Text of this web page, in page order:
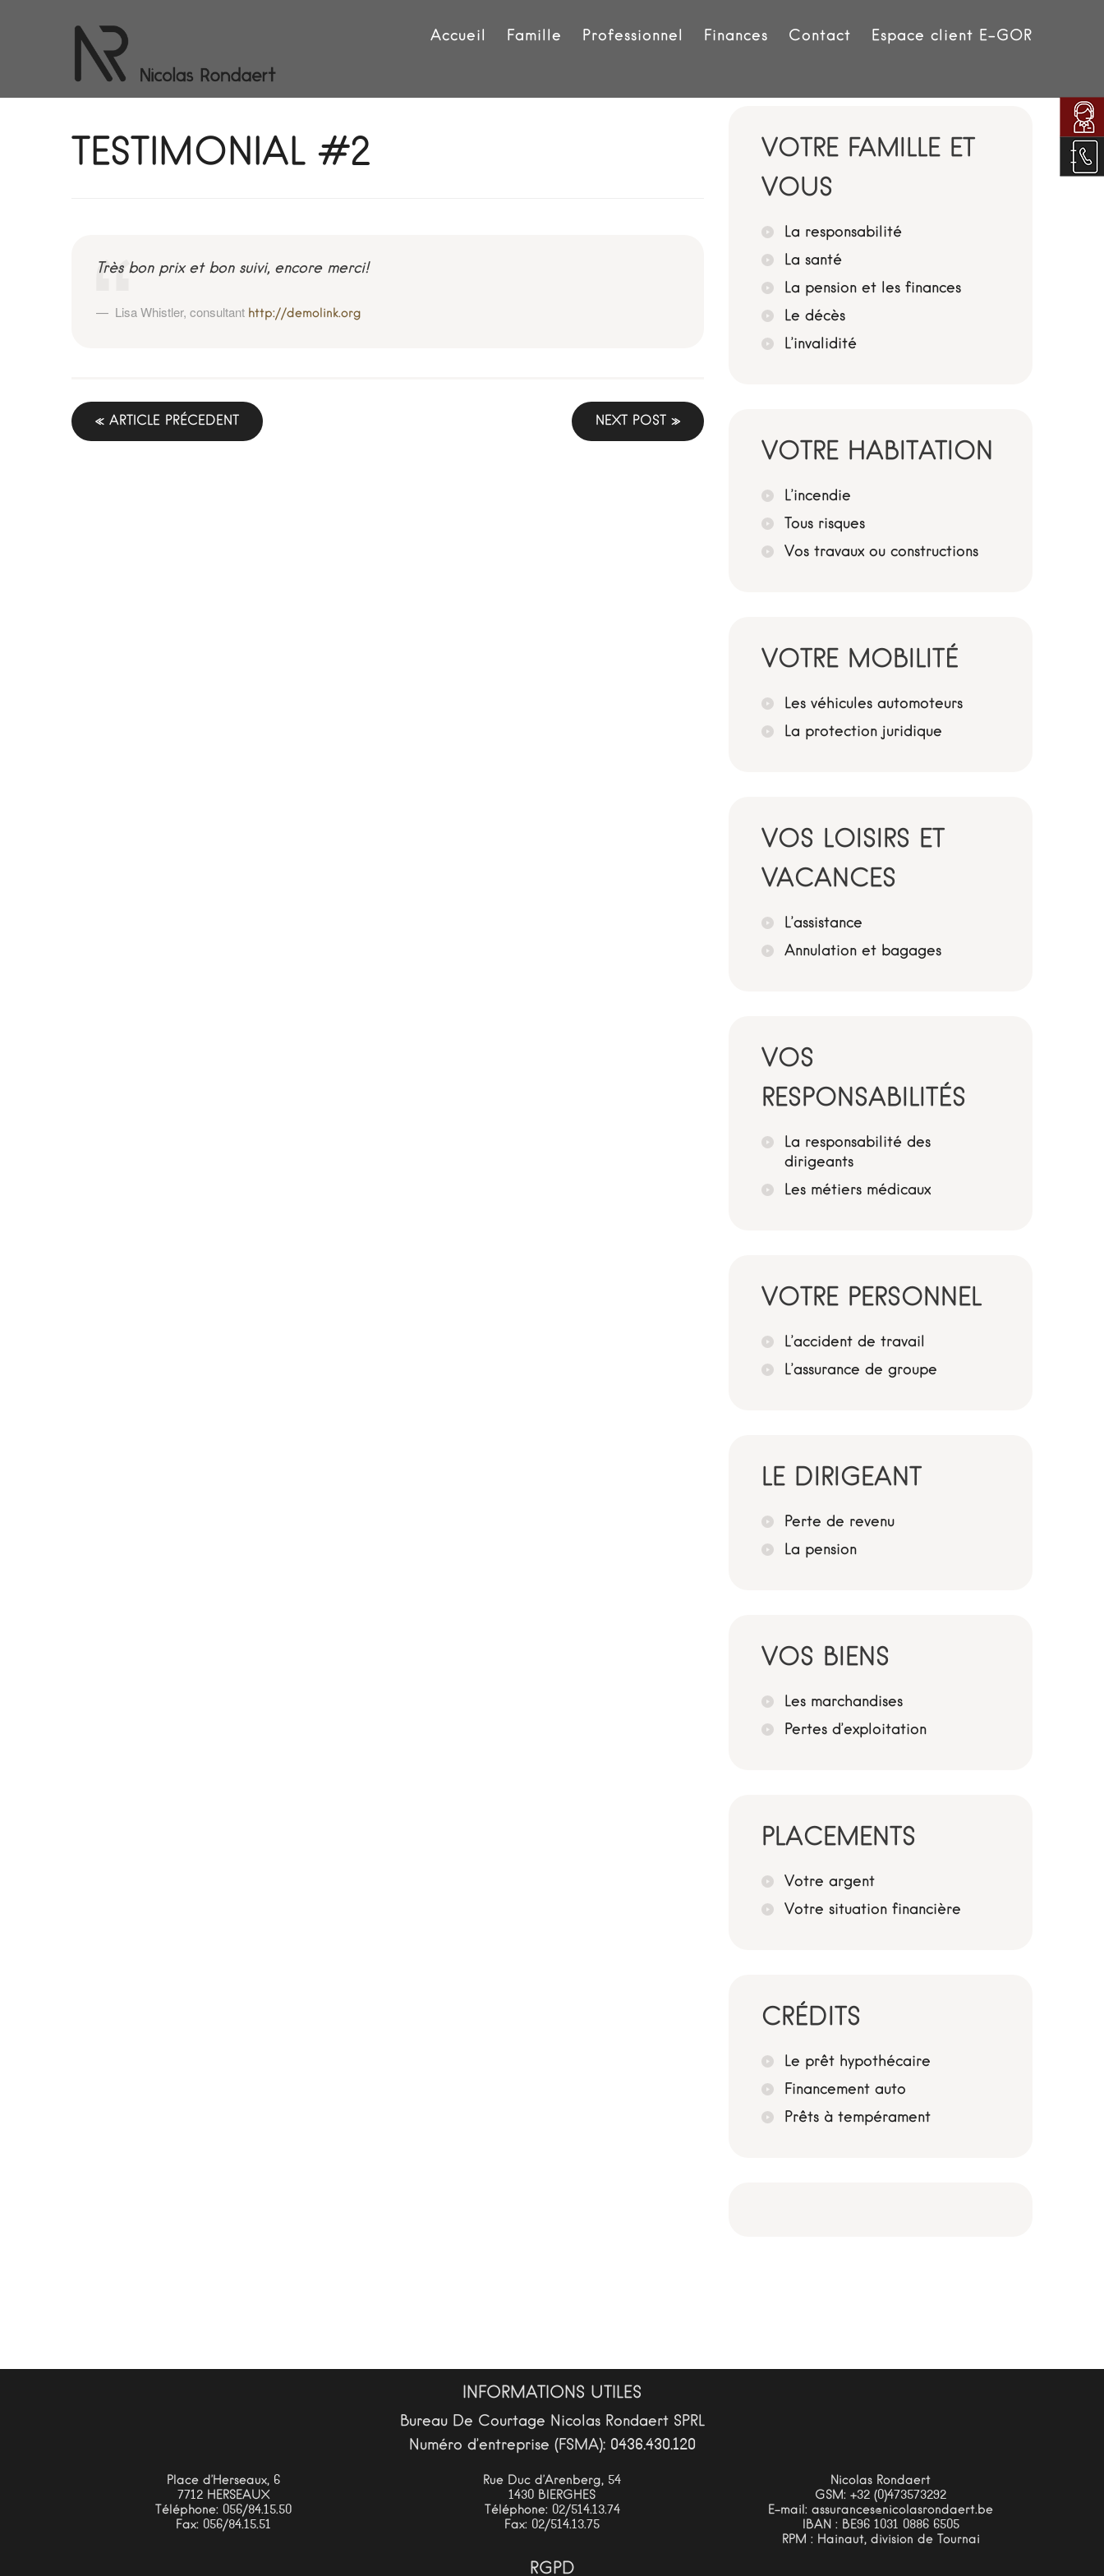
Accueil Famille Professionnel Finances Contact Espace client E-GOR
TESTIMONIAL #2
Très bon prix et bon suivi, encore merci!
Lisa Whistler, consultant http://demolink.org
« ARTICLE PRÉCEDENT NEXT POST »
VOTRE FAMILLE ET
VOUS
La responsabilité
La santé
La pension et les finances
Le décès
L’invalidité
VOTRE HABITATION
L’incendie
Tous risques
Vos travaux ou constructions
VOTRE MOBILITÉ
Les véhicules automoteurs
La protection juridique
VOS LOISIRS ET
VACANCES
L’assistance
Annulation et bagages
VOS
RESPONSABILITÉS
La responsabilité des
dirigeants
Les métiers médicaux
VOTRE PERSONNEL
L’accident de travail
L’assurance de groupe
LE DIRIGEANT
Perte de revenu
La pension
VOS BIENS
Les marchandises
Pertes d’exploitation
PLACEMENTS
Votre argent
Votre situation financière
CRÉDITS
Le prêt hypothécaire
Financement auto
Prêts à tempérament
INFORMATIONS UTILES
Bureau De Courtage Nicolas Rondaert SPRL
Numéro d’entreprise (FSMA): 0436.430.120
Place d’Herseaux, 6
7712 HERSEAUX
Téléphone: 056/84.15.50
Fax: 056/84.15.51
Rue Duc d’Arenberg, 54
1430 BIERGHES
Téléphone: 02/514.13.74
Fax: 02/514.13.75
RGPD
Nicolas Rondaert
GSM: +32 (0)473573292
E-mail: assurances@nicolasrondaert.be
IBAN : BE96 1031 0886 6505
RPM : Hainaut, division de Tournai